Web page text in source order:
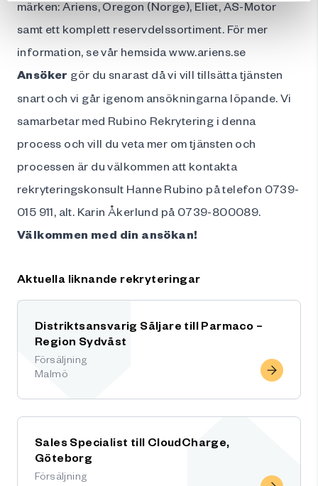
märken: Ariens, Oregon (Norge), Eliet, AS-Motor
samt ett komplett reservdelssortiment. För mer
information, se vår hemsidawww.ariens.se
Ansöker gör du snarast då vi vill tillsätta tjänsten
snart och vi går igenom ansökningarna löpande. Vi
samarbetar med Rubino Rekrytering i denna
process och vill du veta mer om tjänsten och
processen är du välkommen att kontakta
rekryteringskonsult Hanne Rubino på telefon 0739-
015 911, alt. Karin Åkerlund på 0739-800089.
Välkommen med din ansökan!
Aktuella liknande rekryteringar
Distriktsansvarig Säljare till Parmaco –
Region Sydväst
Försäljning
Malmö
Sales Specialist till CloudCharge,
Göteborg
Försäljning